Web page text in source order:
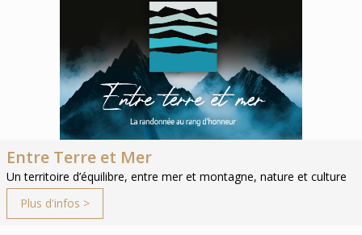
Entre Terre et Mer
Un territoire d’équilibre, entre mer et montagne, nature et culture
Plus d'infos >